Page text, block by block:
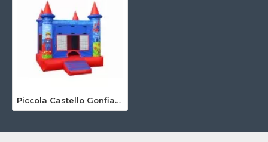
Piccola Castello Gonfiabile